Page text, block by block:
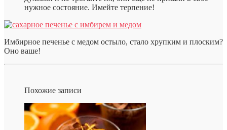
нужное состояние. Имейте терпение!
Имбирное печенье с медом остыло, стало хрупким и плоским?
Оно ваше!
Похожие записи